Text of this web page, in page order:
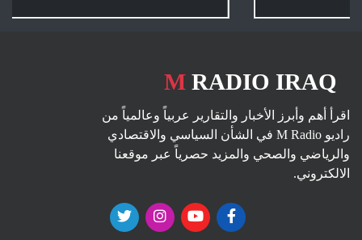
M RADIO IRAQ
اقرأ أهم وأبرز الأخبار والتقارير عربياً وعالمياً من
راديو M Radio في الشأن السياسي والاقتصادي
والرياضي والصحي والمزيد حصرياً عبر موقعنا
الالكتروني.